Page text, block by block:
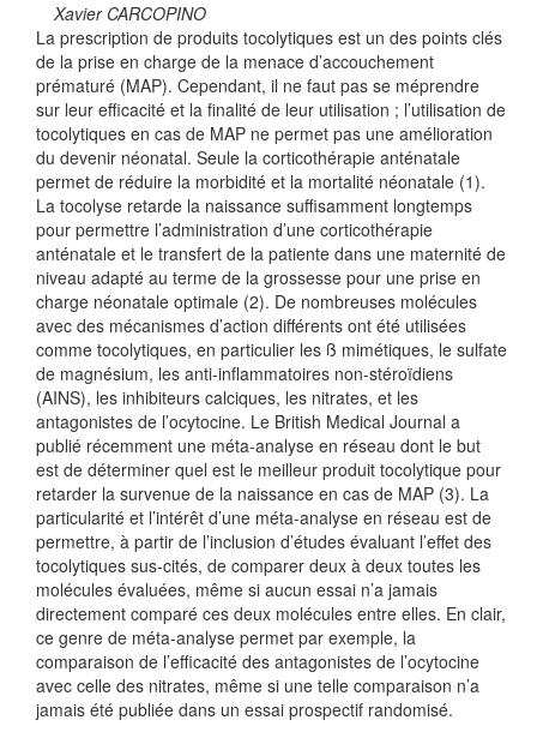
Xavier CARCOPINO
La prescription de produits tocolytiques est un des points clés
de la prise en charge de la menace d’accouchement
prématuré (MAP). Cependant, il ne faut pas se méprendre
sur leur efficacité et la finalité de leur utilisation ; l’utilisation de
tocolytiques en cas de MAP ne permet pas une amélioration
du devenir néonatal. Seule la corticothérapie anténatale
permet de réduire la morbidité et la mortalité néonatale (1).
La tocolyse retarde la naissance suffisamment longtemps
pour permettre l’administration d’une corticothérapie
anténatale et le transfert de la patiente dans une maternité de
niveau adapté au terme de la grossesse pour une prise en
charge néonatale optimale (2). De nombreuses molécules
avec des mécanismes d’action différents ont été utilisées
comme tocolytiques, en particulier les ß mimétiques, le sulfate
de magnésium, les anti-inflammatoires non-stéroïdiens
(AINS), les inhibiteurs calciques, les nitrates, et les
antagonistes de l’ocytocine. Le British Medical Journal a
publié récemment une méta-analyse en réseau dont le but
est de déterminer quel est le meilleur produit tocolytique pour
retarder la survenue de la naissance en cas de MAP (3). La
particularité et l’intérêt d’une méta-analyse en réseau est de
permettre, à partir de l’inclusion d’études évaluant l’effet des
tocolytiques sus-cités, de comparer deux à deux toutes les
molécules évaluées, même si aucun essai n’a jamais
directement comparé ces deux molécules entre elles. En clair,
ce genre de méta-analyse permet par exemple, la
comparaison de l’efficacité des antagonistes de l’ocytocine
avec celle des nitrates, même si une telle comparaison n’a
jamais été publiée dans un essai prospectif randomisé.